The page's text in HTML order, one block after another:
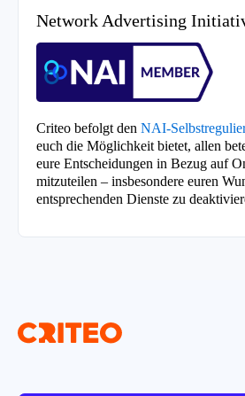
Network Advertising
Criteo befolgt den NAI-
euch die Möglichkeit bietet, allen
eure Entscheidungen in Bezug auf
mitzuteilen – insbesondere euren
entsprechenden Dienste zu